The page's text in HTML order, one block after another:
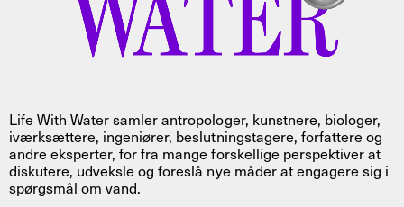
Life With Water samler antropologer, kunstnere, biologer,
iværksættere, ingeniører, beslutningstagere, forfattere og
andre eksperter, for fra mange forskellige perspektiver at
diskutere, udveksle og foreslå nye måder at engagere sig i
spørgsmål om vand.